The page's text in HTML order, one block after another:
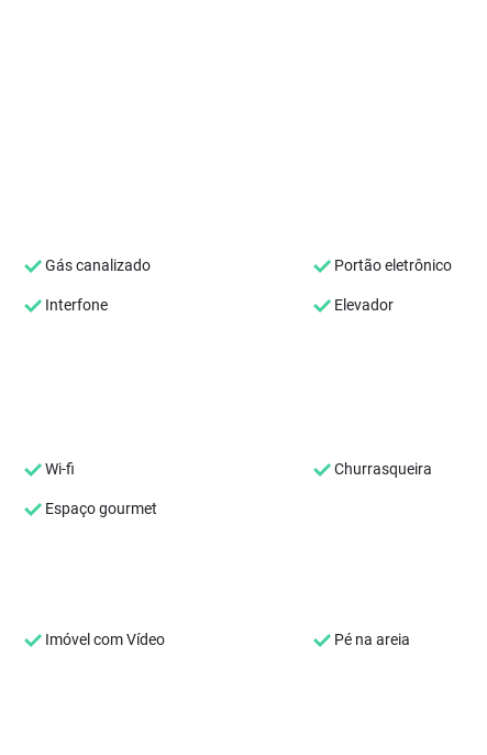
Gás canalizado Portão eletrônico
Interfone Elevador
Wi-fi Churrasqueira
Espaço gourmet
Imóvel com Vídeo Pé na areia